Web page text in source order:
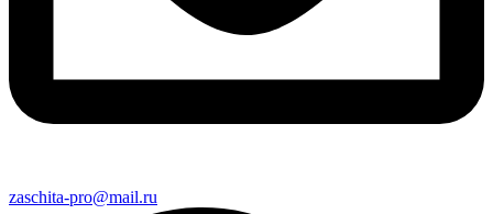
zaschita-pro@mail.ru